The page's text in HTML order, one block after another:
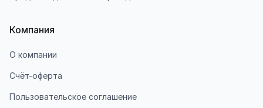
Компания
О компании
Счёт-оферта
Пользовательское соглашение